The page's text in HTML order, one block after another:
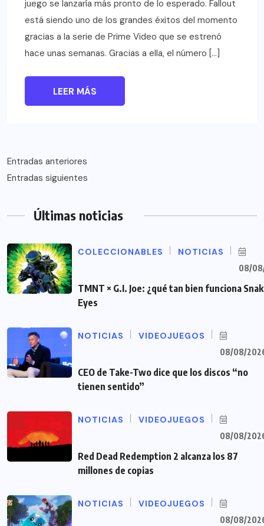
juego se lanzaría más pronto de lo esperado. Fallout
está siendo uno de los grandes éxitos del momento
gracias a la serie de Prime Video que se estrenó
hace unas semanas. Gracias a ella, el número […]
LEER MÁS
Navegación
de
entradas
Entradas anteriores
Entradas siguientes
Últimas noticias
COLECCIONABLES NOTICIAS
08/
TMNT × G.I. Joe: ¿qué tan bien funciona
Eyes
NOTICIAS VIDEOJUEGOS
08/08/
CEO de Take-Two dice que los discos “no
tienen sentido”
NOTICIAS VIDEOJUEGOS
08/08/
Red Dead Redemption 2 alcanza los 87
millones de copias
NOTICIAS VIDEOJUEGOS
08/08/